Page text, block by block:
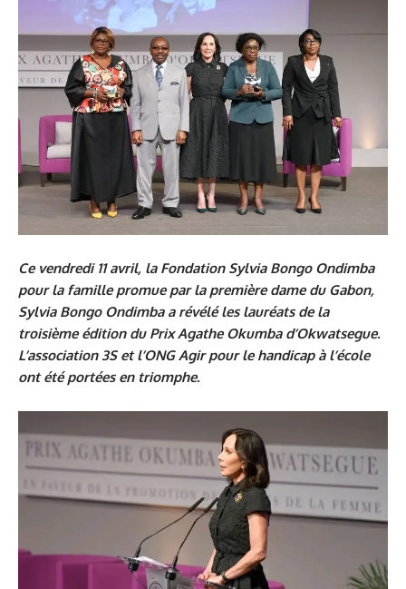
Ce vendredi 11 avril, la Fondation Sylvia Bongo Ondimba
pour la famille promue par la première dame du Gabon,
Sylvia Bongo Ondimba a révélé les lauréats de la
troisième édition du Prix Agathe Okumba d’Okwatsegue.
L’association 3S et l’ONG Agir pour le handicap à l’école
ont été portées en triomphe.